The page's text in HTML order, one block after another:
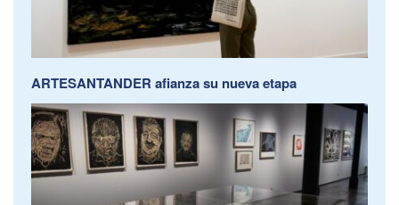
ARTESANTANDER afianza su nueva etapa